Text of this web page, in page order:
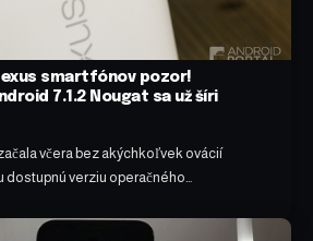
smartfónov pozor!
7.1.2 Nougat sa už šíri
včera bez akýchkoľvek ovácií
dostupnú verziu operačného…